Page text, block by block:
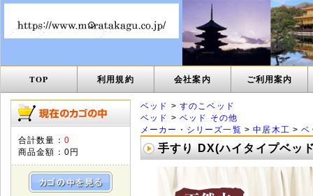
TOP 利用規約 会社案内 ご利用案内
合計数量： 0
商品金額： 0円
ベッド > すのこベッド
ベッド > ベッド その他
メーカー・シリーズ一覧 >中居木工 >ベ
手すり DX(ハイタイプベッ